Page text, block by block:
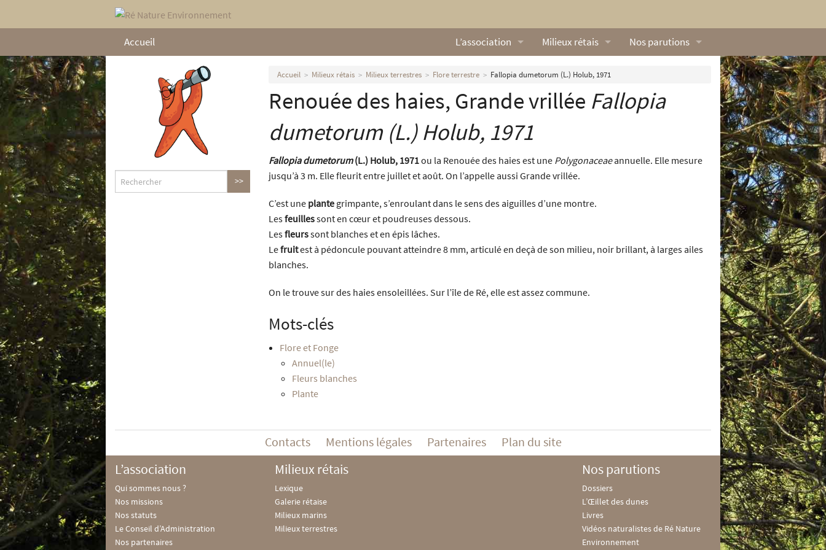
Accueil L’association
Qui sommes nous ?
Nos missions
Nos statuts
Nos partenaires
Nous contacter
Milieux rétais
Lexique
Galerie rétaise
Nos parutions
L’Œillet des dunes
Vidéos naturalistes de Ré Nature
Accueil Milieux rétais Milieux terrestres Flore terrestre Fallopia dumetorum (L.) Holub, 1971
Renouée des haies, Grande vrillée Fallopia
dumetorum(L.) Holub, 1971
Fallopia dumetorum(L.) Holub, 1971ou la Renouée des haies est une Polygonaceaeannuelle. Elle mesure
jusqu’à 3 m. Elle fleurit entre juillet et août. On l’appelle aussi Grande vrillée.
C’est une plante grimpante, s’enroulant dans le sens des aiguilles d’une montre.
Lesfeuillessont en cœur et poudreuses dessous.
Lesfleurssont blanches et en épis lâches.
Lefruitest à pédoncule pouvant atteindre 8 mm, articulé en deçà de son milieu, noir brillant, à larges ailes
blanches.
On le trouve sur des haies ensoleillées. Sur l’île de Ré, elle est assez commune.
Mots-clés
Flore et Fonge
Annuel(le)
Fleurs blanches
Plante
Contacts Mentions légales Partenaires Plan du site
L’association
Qui sommes nous ?
Nos missions
Nos statuts
Le Conseil d’Administration
Nos partenaires
Milieux rétais
Lexique
Galerie rétaise
Milieux marins
Milieux terrestres
Nos parutions
Dossiers
L’Œillet des dunes
Livres
Vidéos naturalistes de Ré Nature
Environnement